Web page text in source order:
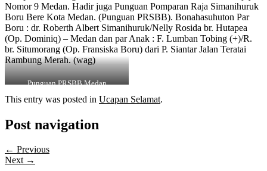
Nomor 9 Medan. Hadir juga Punguan Pomparan Raja Simanihuruk
Boru Bere Kota Medan. (Punguan PRSBB). Bonahasuhuton Par
Boru : dr. Roberth Albert Simanihuruk/Nelly Rosida br. Hutapea
(Op. Dominiq) – Medan dan par Anak : F. Lumban Tobing (+)/R.
br. Situmorang (Op. Fransiska Boru) dari P. Siantar Jalan Teratai
Rambung Merah. (wag)
Punguan PRSBB Medan
This entry was posted in Ucapan Selamat.
Post navigation
← Previous
Next →